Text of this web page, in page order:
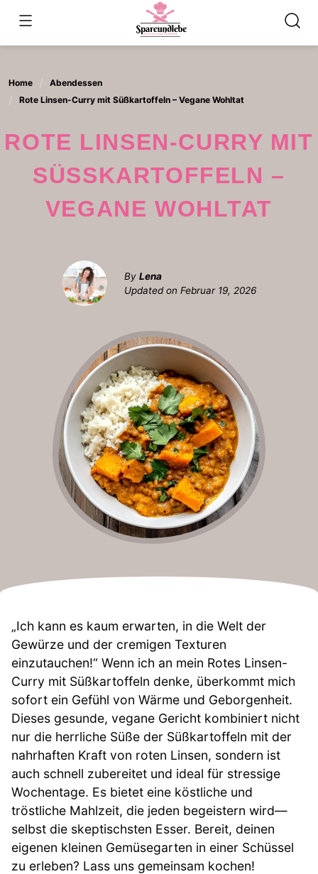
content
Home
Abendessen
Rote Linsen-Curry mit Süßkartoffeln – Vegane Wohltat
ROTE LINSEN-CURRY MIT
SÜSSKARTOFFELN – V
EGANE WOHLTAT
By Lena
Updated on Februar 19, 2026
„Ich kann es kaum erwarten, in die Welt der
Gewürze und der cremigen Texturen
einzutauchen!“ Wenn ich an mein Rotes Linsen-
Curry mit Süßkartoffeln denke, überkommt mich
sofort ein Gefühl von Wärme und Geborgenheit.
Dieses gesunde, vegane Gericht kombiniert nicht
nur die herrliche Süße der Süßkartoffeln mit der
nahrhaften Kraft von roten Linsen, sondern ist
auch schnell zubereitet und ideal für stressige
Wochentage. Es bietet eine köstliche und
tröstliche Mahlzeit, die jeden begeistern wird—
selbst die skeptischsten Esser. Bereit, deinen
eigenen kleinen Gemüsegarten in einer Schüssel
zu erleben? Lass uns gemeinsam kochen!